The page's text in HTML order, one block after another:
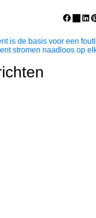
tellen dit als
en houd die
te vergelijken.
is de basis voor een
stromen naadloos op